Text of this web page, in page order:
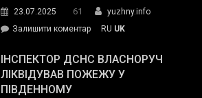
гуманітарну
допомогу
23.07.2025 61
yuzhny.info
Залишити коментарon
провів
нараду
RU UK
ІНСПЕКТОР ДСНС ВЛАСНОРУЧ
ЛІКВІДУВАВ ПОЖЕЖУ У
ПІВДЕННОМУ